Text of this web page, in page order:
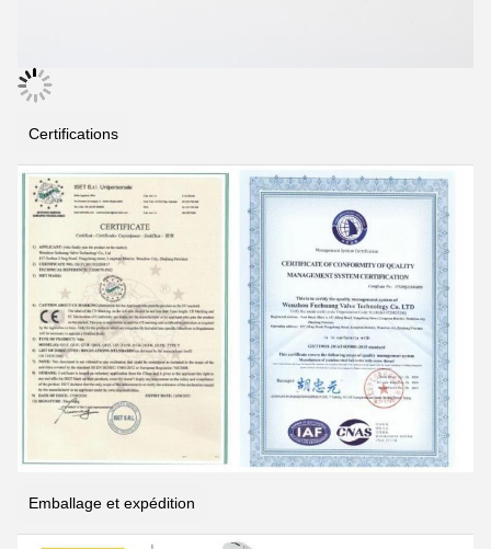
Certifications
Emballage et expédition